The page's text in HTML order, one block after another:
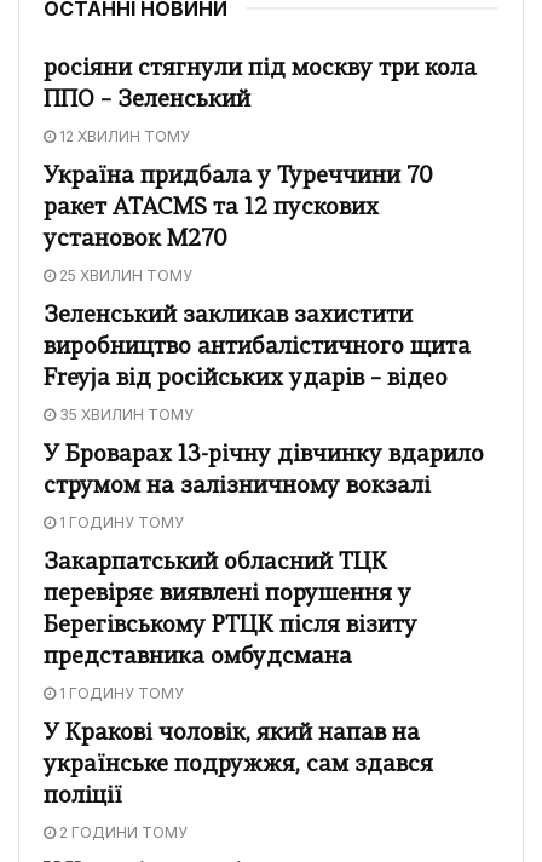
ОСТАННІ НОВИНИ
росіяни стягнули під москву три кола
ППО – Зеленський
12 ХВИЛИН ТОМУ
Україна придбала у Туреччини 70
ракет ATACMS та 12 пускових
установок M270
25 ХВИЛИН ТОМУ
Зеленський закликав захистити
виробництво антибалістичного щита
Freyja від російських ударів – відео
35 ХВИЛИН ТОМУ
У Броварах 13-річну дівчинку вдарило
струмом на залізничному вокзалі
1 ГОДИНУ ТОМУ
Закарпатський обласний ТЦК
перевіряє виявлені порушення у
Берегівському РТЦК після візиту
представника омбудсмана
1 ГОДИНУ ТОМУ
У Кракові чоловік, який напав на
українське подружжя, сам здався
поліції
2 ГОДИНИ ТОМУ